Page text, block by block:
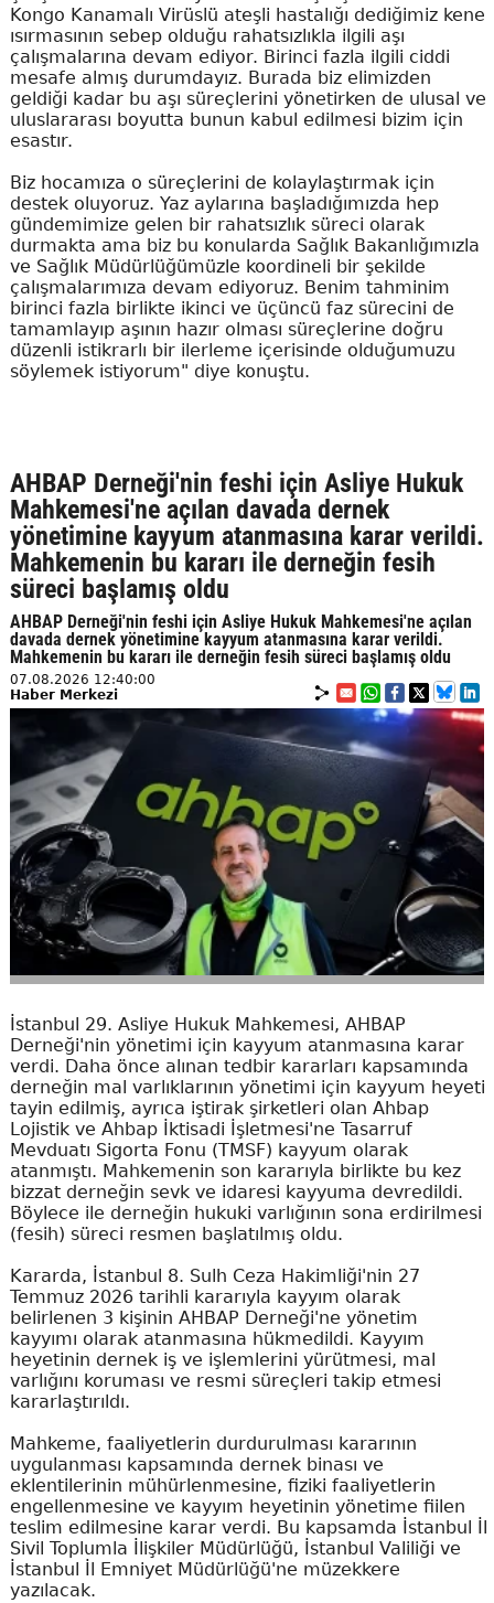
Kongo Kanamalı Virüslü ateşli hastalığı dediğimiz kene
ısırmasının sebep olduğu rahatsızlıkla ilgili aşı
çalışmalarına devam ediyor. Birinci fazla ilgili ciddi
mesafe almış durumdayız. Burada biz elimizden
geldiği kadar bu aşı süreçlerini yönetirken de ulusal ve
uluslararası boyutta bunun kabul edilmesi bizim için
esastır.
Biz hocamıza o süreçlerini de kolaylaştırmak için
destek oluyoruz. Yaz aylarına başladığımızda hep
gündemimize gelen bir rahatsızlık süreci olarak
durmakta ama biz bu konularda Sağlık Bakanlığımızla
ve Sağlık Müdürlüğümüzle koordineli bir şekilde
çalışmalarımıza devam ediyoruz. Benim tahminim
birinci fazla birlikte ikinci ve üçüncü faz sürecini de
tamamlayıp aşının hazır olması süreçlerine doğru
düzenli istikrarlı bir ilerleme içerisinde olduğumuzu
söylemek istiyorum" diye konuştu.
AHBAP Derneği'nin feshi için Asliye Hukuk
Mahkemesi'ne açılan davada dernek
yönetimine kayyum atanmasına karar verildi.
Mahkemenin bu kararı ile derneğin fesih
süreci başlamış oldu
AHBAP Derneği'nin feshi için Asliye Hukuk Mahkemesi'ne açılan
davada dernek yönetimine kayyum atanmasına karar verildi.
Mahkemenin bu kararı ile derneğin fesih süreci başlamış oldu
07.08.2026 12:40:00
Haber Merkezi
İstanbul 29. Asliye Hukuk Mahkemesi, AHBAP
Derneği'nin yönetimi için kayyum atanmasına karar
verdi. Daha önce alınan tedbir kararları kapsamında
derneğin mal varlıklarının yönetimi için kayyum heyeti
tayin edilmiş, ayrıca iştirak şirketleri olan Ahbap
Lojistik ve Ahbap İktisadi İşletmesi'ne Tasarruf
Mevduatı Sigorta Fonu (TMSF) kayyum olarak
atanmıştı. Mahkemenin son kararıyla birlikte bu kez
bizzat derneğin sevk ve idaresi kayyuma devredildi.
Böylece ile derneğin hukuki varlığının sona erdirilmesi
(fesih) süreci resmen başlatılmış oldu.
Kararda, İstanbul 8. Sulh Ceza Hakimliği'nin 27
Temmuz 2026 tarihli kararıyla kayyım olarak
belirlenen 3 kişinin AHBAP Derneği'ne yönetim
kayyımı olarak atanmasına hükmedildi. Kayyım
heyetinin dernek iş ve işlemlerini yürütmesi, mal
varlığını koruması ve resmi süreçleri takip etmesi
kararlaştırıldı.
Mahkeme, faaliyetlerin durdurulması kararının
uygulanması kapsamında dernek binası ve
eklentilerinin mühürlenmesine, fiziki faaliyetlerin
engellenmesine ve kayyım heyetinin yönetime fiilen
teslim edilmesine karar verdi. Bu kapsamda İstanbul İl
Sivil Toplumla İlişkiler Müdürlüğü, İstanbul Valiliği ve
İstanbul İl Emniyet Müdürlüğü'ne müzekkere
yazılacak.